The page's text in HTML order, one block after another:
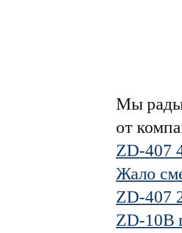
Мы рады
от
ZD-407
Жало
ZD-407
ZD-10B